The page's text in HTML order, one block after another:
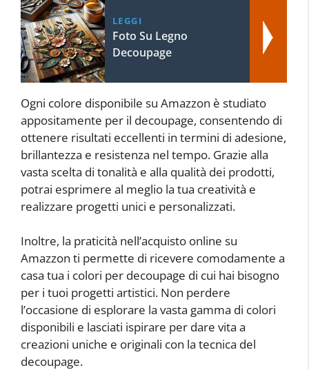
LEGGI
Foto Su Legno
Decoupage
Ogni colore disponibile su Amazzon è studiato
appositamente per il decoupage, consentendo di
ottenere risultati eccellenti in termini di adesione,
brillantezza e resistenza nel tempo. Grazie alla
vasta scelta di tonalità e alla qualità dei prodotti,
potrai esprimere al meglio la tua creatività e
realizzare progetti unici e personalizzati.
Inoltre, la praticità nell’acquisto online su
Amazzon ti permette di ricevere comodamente a
casa tua i colori per decoupage di cui hai bisogno
per i tuoi progetti artistici. Non perdere
l’occasione di esplorare la vasta gamma di colori
disponibili e lasciati ispirare per dare vita a
creazioni uniche e originali con la tecnica del
decoupage.